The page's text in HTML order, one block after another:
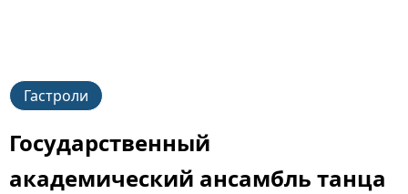
Гастроли
Государственный
академический ансамбль танца